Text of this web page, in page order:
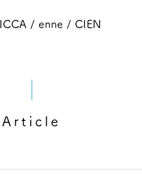
/ enne / CIEN
Article